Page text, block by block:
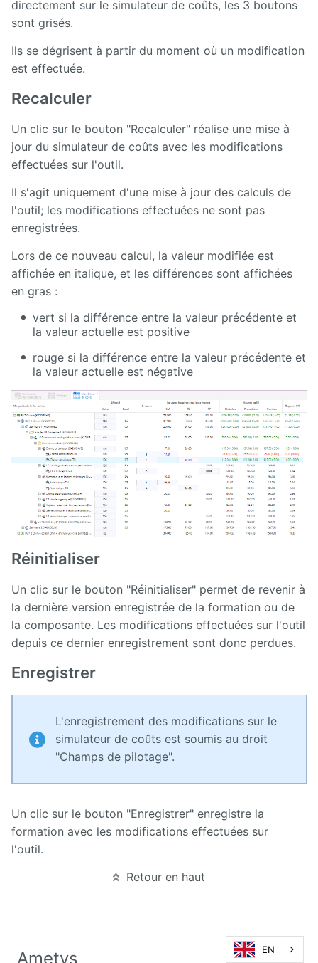
directement sur le simulateur de coûts, les 3 boutons
sont grisés.
Ils se dégrisent à partir du moment où un modification
est effectuée.
Recalculer
Un clic sur le bouton "Recalculer" réalise une mise à
jour du simulateur de coûts avec les modifications
effectuées sur l'outil.
Il s'agit uniquement d'une mise à jour des calculs de
l'outil; les modifications effectuées ne sont pas
enregistrées.
Lors de ce nouveau calcul, la valeur modifiée est
affichée en italique, et les différences sont affichées
en gras :
vert si la différence entre la valeur précédente et
la valeur actuelle est positive
rouge si la différence entre la valeur précédente et
la valeur actuelle est négative
Réinitialiser
Un clic sur le bouton "Réinitialiser" permet de revenir à
la dernière version enregistrée de la formation ou de
la composante. Les modifications effectuées sur l'outil
depuis ce dernier enregistrement sont donc perdues.
Enregistrer
L'enregistrement des modifications sur le
simulateur de coûts est soumis au droit
"Champs de pilotage".
Un clic sur le bouton "Enregistrer" enregistre la
formation avec les modifications effectuées sur
l'outil.
Retour en haut
Ametys EN